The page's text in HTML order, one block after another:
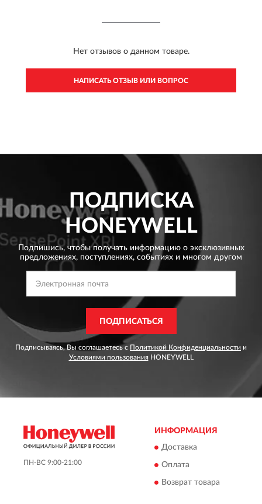
Нет отзывов о данном товаре.
НАПИСАТЬ ОТЗЫВ ИЛИ ВОПРОС
ПОДПИСКА
HONEYWELL
Подпишись, чтобы получать информацию о эксклюзивных
предложениях, поступлениях, событиях и многом другом
ПОДПИСАТЬСЯ
Подписываясь, Вы соглашаетесь с Политикой Конфиденциальности и
Условиями пользованияHONEYWELL
ПН-ВС 9:00-21:00
ИНФОРМАЦИЯ
Доставка
Оплата
Возврат товара